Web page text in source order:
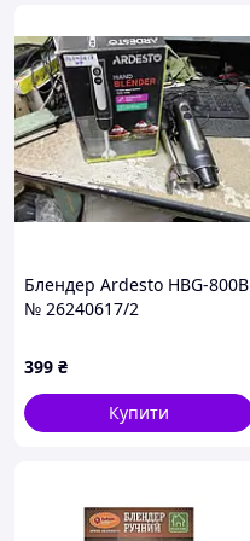
Блендер Ardesto HBG-800B
№ 26240617/2
399 ₴
Купити